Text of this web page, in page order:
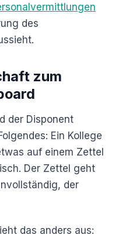
des
zum
der Disponent
Ein Kollege
auf einem Zettel
Der Zettel geht
der
das anders aus: